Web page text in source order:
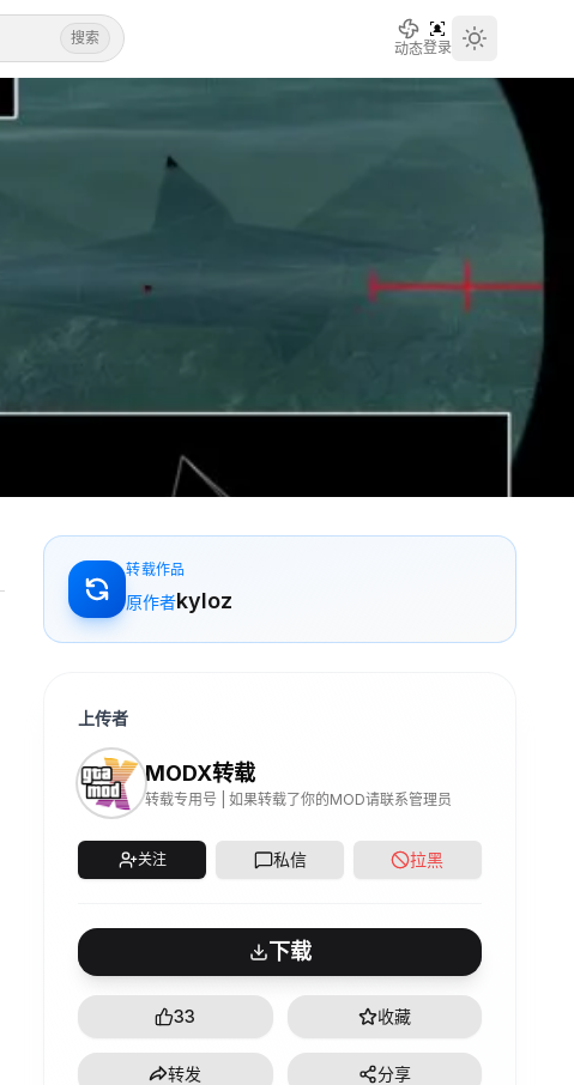
搜索
动态登录
转载作品
原作者kyloz
上传者
MODX转载
转载专用号 | 如果转载了你的MOD请联系管理员
关注 私信 拉黑
下载
33 收藏
转发 分享